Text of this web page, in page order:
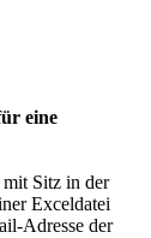
eine
mit Sitz in der
Exceldatei
Adresse der